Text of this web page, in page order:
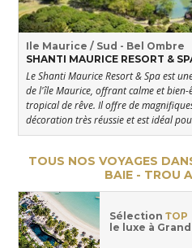
Ile Maurice / Sud - Bel Ombre
SHANTI MAURICE RESORT &
Le Shanti Maurice Resort & Spa est
de l'île Maurice, offrant calme et
tropical de rêve. Il offre de
décoration très réussie et est idéal
TOUS NOS VOYAGES
BAIE - TROU
Sélection TOP
le luxe à